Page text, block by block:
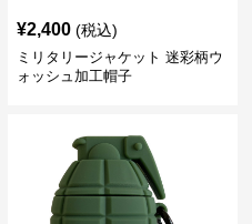
¥2,400 (税込)
ミリタリージャケット 迷彩柄ウ
ォッシュ加工帽子